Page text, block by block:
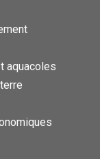
aquacoles